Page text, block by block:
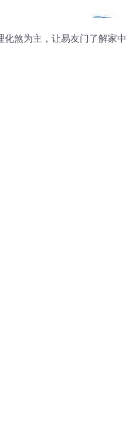
煞为主，让易友门了解家中